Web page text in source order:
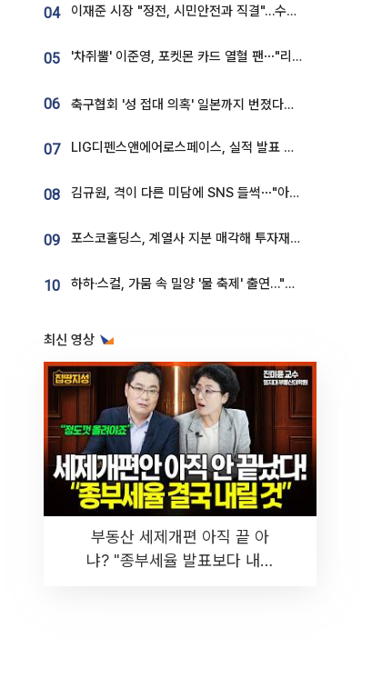
04 이재준 시장 "정전, 시민안전과 직결"…수원시 비상대응체계 가동
05 '차쥐뿔' 이준영, 포켓몬 카드 열혈 팬⋯"리셀러 처단할 것"
06 축구협회 '성 접대 의혹' 일본까지 번졌다…日 심판 실명 공개
07 LIG디펜스앤에어로스페이스, 실적 발표 후 급락→반등⋯증권가 “28년까지 튼튼”
08 김규원, 격이 다른 미담에 SNS 들썩⋯"아이 속옷 빨고 졸업식도 참석"
09 포스코홀딩스, 계열사 지분 매각해 투자재원 2.5조 확보
10 하하·스컬, 가뭄 속 밀양 '물 축제' 출연…"출연료 전액 기부"
최신 영상
부동산 세제개편 아직 끝 아
냐? "종부세율 발표보다 내릴